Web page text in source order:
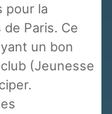
pour la
Paris. Ce
un bon
(Jeunesse